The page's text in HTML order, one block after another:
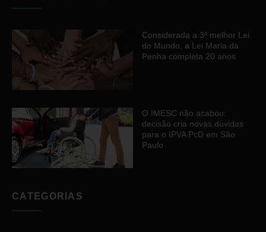
Considerada a 3ª melhor Lei
do Mundo, a Lei Maria da
Penha completa 20 anos
O IMESC não acabou:
decisão cria novas dúvidas
para o IPVA PcD em São
Paulo
CATEGORIAS